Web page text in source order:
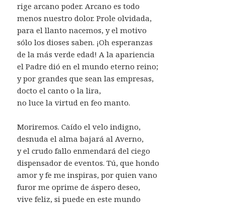
rige arcano poder. Arcano es todo
menos nuestro dolor. Prole olvidada,
para el llanto nacemos, y el motivo
sólo los dioses saben. ¡Oh esperanzas
de la más verde edad! A la apariencia
el Padre dió en el mundo eterno reino;
y por grandes que sean las empresas,
docto el canto o la lira,
no luce la virtud en feo manto.
Moriremos. Caído el velo indigno,
desnuda el alma bajará al Averno,
y el crudo fallo enmendará del ciego
dispensador de eventos. Tú, que hondo
amor y fe me inspiras, por quien vano
furor me oprime de áspero deseo,
vive feliz, si puede en este mundo